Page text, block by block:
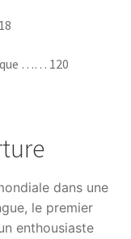
…… 120
dans une
le premier
enthousiaste